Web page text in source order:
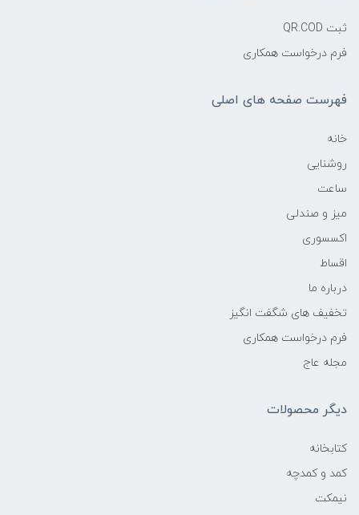
ثبت QR.COD
فرم درخواست همکاری
فهرست صفحه های اصلی
خانه
روشنایی
ساعت
میز و صندلی
اکسسوری
اقساط
درباره ما
تخفیف های شگفت انگیز
فرم درخواست همکاری
مجله عاج
دیگر محصولات
کتابخانه
کمد و کمدچه
نیمکت